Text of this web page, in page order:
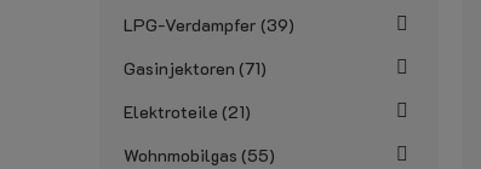
LPG-Verdampfer 39
Gasinjektoren 71
Elektroteile 21
Wohnmobilgas 55